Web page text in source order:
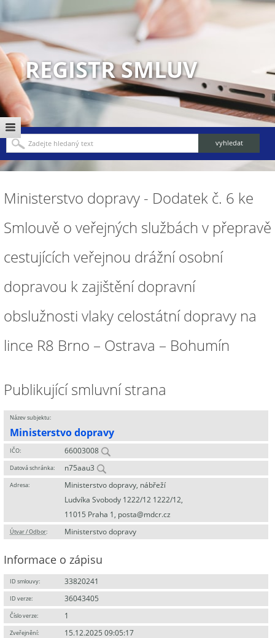
REGISTR SMLUV
Ministerstvo dopravy - Dodatek č. 6 ke
Smlouvě o veřejných službách v přepravě
cestujících veřejnou drážní osobní
dopravou k zajištění dopravní
obslužnosti vlaky celostátní dopravy na
lince R8 Brno – Ostrava – Bohumín
Publikující smluvní strana
Název subjektu:
Ministerstvo dopravy
IČO: 66003008
Datová schránka: n75aau3
Adresa:
Ministerstvo dopravy, nábřeží
Ludvíka Svobody 1222/12 1222/12,
11015 Praha 1, posta@mdcr.cz
Útvar / Odbor: Ministerstvo dopravy
Informace o zápisu
ID smlouvy: 33820241
ID verze: 36043405
Číslo verze: 1
Zveřejnění: 15.12.2025 09:05:17